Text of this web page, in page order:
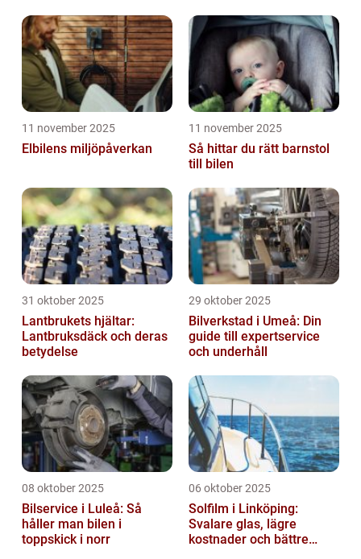
11 november 2025
Elbilens miljöpåverkan
11 november 2025
Så hittar du rätt barnstol
till bilen
31 oktober 2025
Lantbrukets hjältar:
Lantbruksdäck och deras
betydelse
29 oktober 2025
Bilverkstad i Umeå: Din
guide till expertservice
och underhåll
08 oktober 2025
Bilservice i Luleå: Så
håller man bilen i
toppskick i norr
06 oktober 2025
Solfilm i Linköping:
Svalare glas, lägre
kostnader och bättre